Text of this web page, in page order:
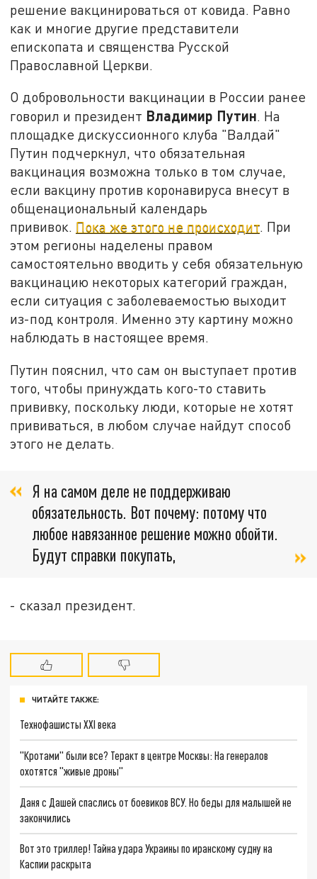
решение вакцинироваться от ковида. Равно
как и многие другие представители
епископата и священства Русской
Православной Церкви.
О добровольности вакцинации в России ранее
говорил и президент Владимир Путин. На
площадке дискуссионного клуба "Валдай"
Путин подчеркнул, что обязательная
вакцинация возможна только в том случае,
если вакцину против коронавируса внесут в
общенациональный календарь
прививок. Пока же этого не происходит. При
этом регионы наделены правом
самостоятельно вводить у себя обязательную
вакцинацию некоторых категорий граждан,
если ситуация с заболеваемостью выходит
из-под контроля. Именно эту картину можно
наблюдать в настоящее время.
Путин пояснил, что сам он выступает против
того, чтобы принуждать кого-то ставить
прививку, поскольку люди, которые не хотят
прививаться, в любом случае найдут способ
этого не делать.
Я на самом деле не поддерживаю
обязательность. Вот почему: потому что
любое навязанное решение можно обойти.
Будут справки покупать,
- сказал президент.
ЧИТАЙТЕ ТАКЖЕ:
Технофашисты XXI века
"Кротами" были все? Теракт в центре Москвы: На генералов
охотятся "живые дроны"
Даня с Дашей спаслись от боевиков ВСУ. Но беды для малышей не
закончились
Вот это триллер! Тайна удара Украины по иранскому судну на
Каспии раскрыта